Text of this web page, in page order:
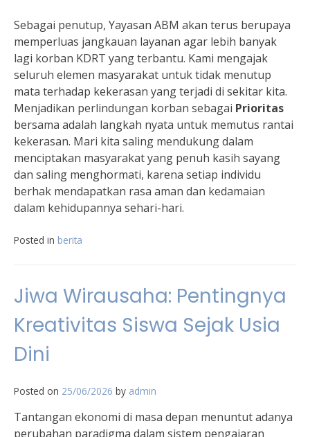
Sebagai penutup, Yayasan ABM akan terus berupaya
memperluas jangkauan layanan agar lebih banyak
lagi korban KDRT yang terbantu. Kami mengajak
seluruh elemen masyarakat untuk tidak menutup
mata terhadap kekerasan yang terjadi di sekitar kita.
Menjadikan perlindungan korban sebagai Prioritas
bersama adalah langkah nyata untuk memutus rantai
kekerasan. Mari kita saling mendukung dalam
menciptakan masyarakat yang penuh kasih sayang
dan saling menghormati, karena setiap individu
berhak mendapatkan rasa aman dan kedamaian
dalam kehidupannya sehari-hari.
Posted in berita
Jiwa Wirausaha: Pentingnya
Kreativitas Siswa Sejak Usia
Dini
Posted on 25/06/2026 by admin
Tantangan ekonomi di masa depan menuntut adanya
perubahan paradigma dalam sistem pengajaran